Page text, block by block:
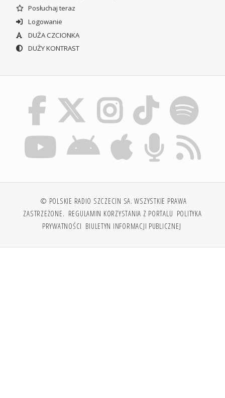
Posłuchaj teraz
Logowanie
DUŻA CZCIONKA
DUŻY KONTRAST
© POLSKIE RADIO SZCZECIN SA. WSZYSTKIE PRAWA
ZASTRZEŻONE. REGULAMIN KORZYSTANIA Z PORTALU POLITYKA
PRYWATNOŚCI BIULETYN INFORMACJI PUBLICZNEJ